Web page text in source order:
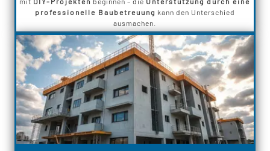
professionelle Baubetreuung kann den Unterschied
ausmachen.